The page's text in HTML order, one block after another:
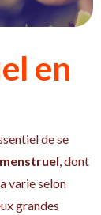
en
de se
, dont
varie selon
grandes